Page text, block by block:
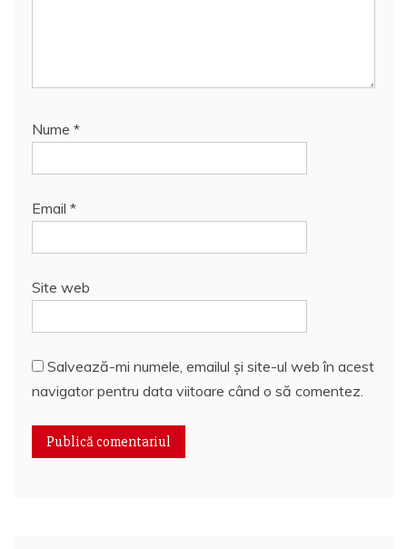
Nume *
Email *
Site web
Salvează-mi numele, emailul și site-ul web în acest
navigator pentru data viitoare când o să comentez.